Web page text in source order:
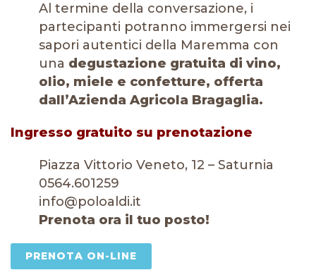
Al termine della conversazione, i
partecipanti potranno immergersi nei
sapori autentici della Maremma con
una degustazione gratuita di vino,
olio, miele e confetture, offerta
dall’Azienda Agricola Bragaglia.
Ingresso gratuito su prenotazione
Piazza Vittorio Veneto, 12 – Saturnia
0564.601259
info@poloaldi.it
Prenota ora il tuo posto!
PRENOTA ON-LINE